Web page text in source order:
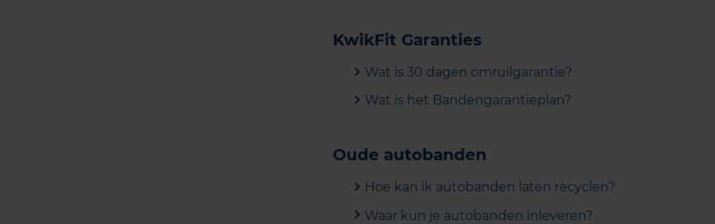
KwikFit Garanties
Wat is 30 dagen omruilgarantie?
Wat is het Bandengarantieplan?
Oude autobanden
Hoe kan ik autobanden laten recyclen?
Waar kun je autobanden inleveren?